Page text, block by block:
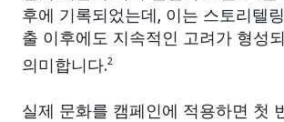
후에 기록되었는데, 이는 스토리텔
출 이후에도 지속적인 고려가 형성
의미합니다.2
실제 문화를 캠페인에 적용하면 첫